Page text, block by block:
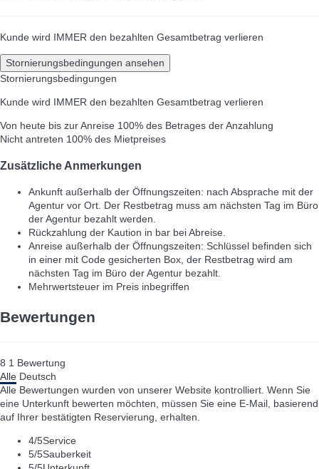
Kunde wird IMMER den bezahlten Gesamtbetrag verlieren
Stornierungsbedingungen ansehen
Stornierungsbedingungen
Kunde wird IMMER den bezahlten Gesamtbetrag verlieren
Von heute bis zur Anreise 100% des Betrages der Anzahlung
Nicht antreten 100% des Mietpreises
Zusätzliche Anmerkungen
Ankunft außerhalb der Öffnungszeiten: nach Absprache mit der
Agentur vor Ort. Der Restbetrag muss am nächsten Tag im Büro
der Agentur bezahlt werden.
Rückzahlung der Kaution in bar bei Abreise.
Anreise außerhalb der Öffnungszeiten: Schlüssel befinden sich
in einer mit Code gesicherten Box, der Restbetrag wird am
nächsten Tag im Büro der Agentur bezahlt.
Mehrwertsteuer im Preis inbegriffen
Bewertungen
8 1 Bewertung
Alle Deutsch
Alle Bewertungen wurden von unserer Website kontrolliert. Wenn Sie
eine Unterkunft bewerten möchten, müssen Sie eine E-Mail, basierend
auf Ihrer bestätigten Reservierung, erhalten.
4/5Service
5/5Sauberkeit